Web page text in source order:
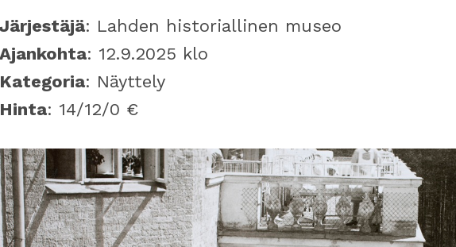
Järjestäjä: Lahden historiallinen museo
Ajankohta: 12.9.2025 klo
Kategoria: Näyttely
Hinta: 14/12/0 €